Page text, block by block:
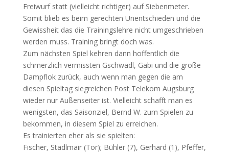
Freiwurf statt (vielleicht richtiger) auf Siebenmeter.
Somit blieb es beim gerechten Unentschieden und die
Gewissheit das die Trainingslehre nicht umgeschrieben
werden muss. Training bringt doch was.
Zum nächsten Spiel kehren dann hoffentlich die
schmerzlich vermissten Gschwadl, Gabi und die große
Dampflok zurück, auch wenn man gegen die am
diesen Spieltag siegreichen Post Telekom Augsburg
wieder nur Außenseiter ist. Vielleicht schafft man es
wenigsten, das Saisonziel, Bernd W. zum Spielen zu
bekommen, in diesem Spiel zu erreichen.
Es trainierten eher als sie spielten:
Fischer, Stadlmair (Tor); Bühler (7), Gerhard (1), Pfeffer,